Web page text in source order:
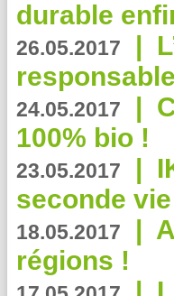
durable
26.05.2017 |
24.05.2017 |
100% bio !
23.05.2017 |
seconde
18.05.2017 |
régions !